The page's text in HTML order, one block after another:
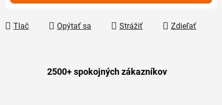
Tlač Opýtať sa Strážiť Zdieľať
2500+ spokojných zákazníkov